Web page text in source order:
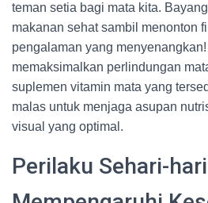
teman setia bagi mata kita.
makanan sehat sambil menonton
pengalaman yang
memaksimalkan perlindungan
suplemen vitamin mata yang
malas untuk menjaga asupan
visual yang optimal.
Perilaku Sehari-